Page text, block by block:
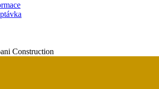
ptávka